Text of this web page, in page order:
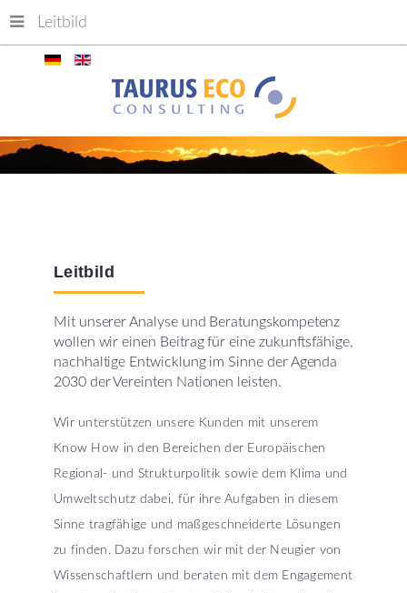
Leitbild
Leitbild
Mit unserer Analyse und Beratungskompetenz
wollen wir einen Beitrag für eine zukunftsfähige,
nachhaltige Entwicklung im Sinne der Agenda
2030 der Vereinten Nationen leisten.
Wir unterstützen unsere Kunden mit unserem
Know How in den Bereichen der Europäischen
Regional- und Strukturpolitik sowie dem Klima und
Umweltschutz dabei, für ihre Aufgaben in diesem
Sinne tragfähige und maßgeschneiderte Lösungen
zu finden. Dazu forschen wir mit der Neugier von
Wissenschaftlern und beraten mit dem Engagement